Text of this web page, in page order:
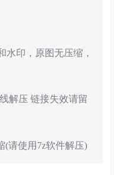
水印，原图无压缩，
解压 链接失效请留
(请使用7z软件解压)